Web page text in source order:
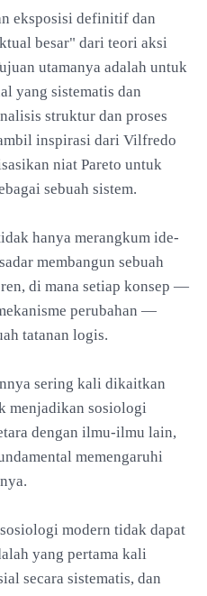
eksposisi definitif dan
besar" dari teori aksi
utamanya adalah untuk
yang sistematis dan
struktur dan proses
inspirasi dari Vilfredo
niat Pareto untuk
sebuah sistem.
hanya merangkum ide-
membangun sebuah
di mana setiap konsep —
perubahan —
tatanan logis.
sering kali dikaitkan
menjadikan sosiologi
dengan ilmu-ilmu lain,
memengaruhi
modern tidak dapat
yang pertama kali
secara sistematis, dan